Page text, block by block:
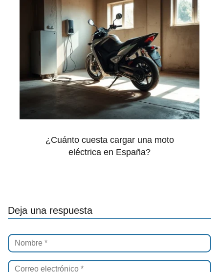
¿Cuánto cuesta cargar una moto
eléctrica en España?
Deja una respuesta